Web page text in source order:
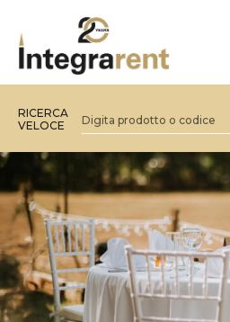
RICERCA
VELOCE